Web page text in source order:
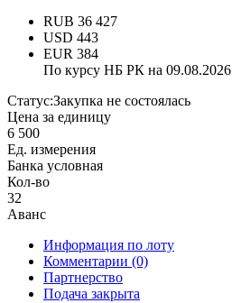
RUB 36 427
USD 443
EUR 384
По курсу НБ РК на 09.08.2026
Статус:Закупка не состоялась
Цена за единицу
6 500
Ед. измерения
Банка условная
Кол-во
32
Аванс
Информация по лоту
Комментарии (0)
Партнерство
Подача закрыта